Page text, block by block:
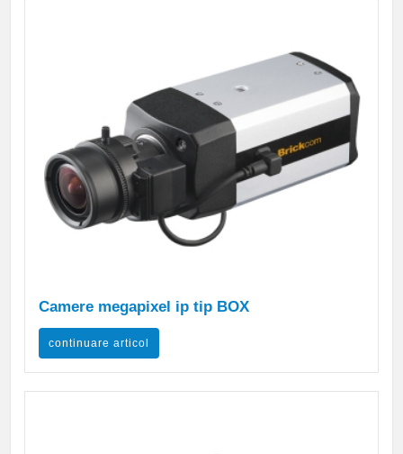
Camere megapixel ip tip BOX
continuare articol